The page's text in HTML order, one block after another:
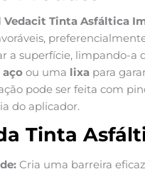
Vedacit Tinta Asfáltica
a superfície, limpando-a
aço ou uma lixa para
pode ser feita com
do aplicador.
Tinta
Cria uma barreira